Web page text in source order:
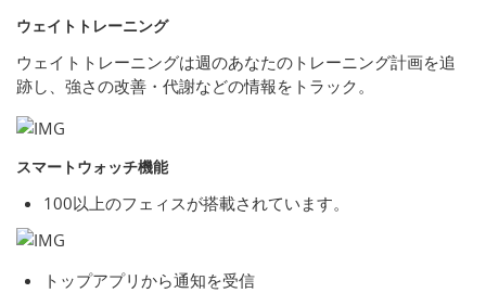
ウェイトトレーニング
ウェイトトレーニングは週のあなたのトレーニング計画を追
跡し、強さの改善・代謝などの情報をトラック。
スマートウォッチ機能
100以上のフェィスが搭載されています。
トップアプリから通知を受信